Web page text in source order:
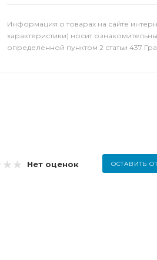
Информация о товарах на сайте
характеристики) носит
определенной пунктом 2 статьи 437
Нет оценок ОСТАВИТЬ